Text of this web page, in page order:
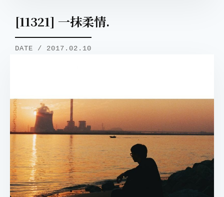
[11321] 一抹柔情.
DATE / 2017.02.10